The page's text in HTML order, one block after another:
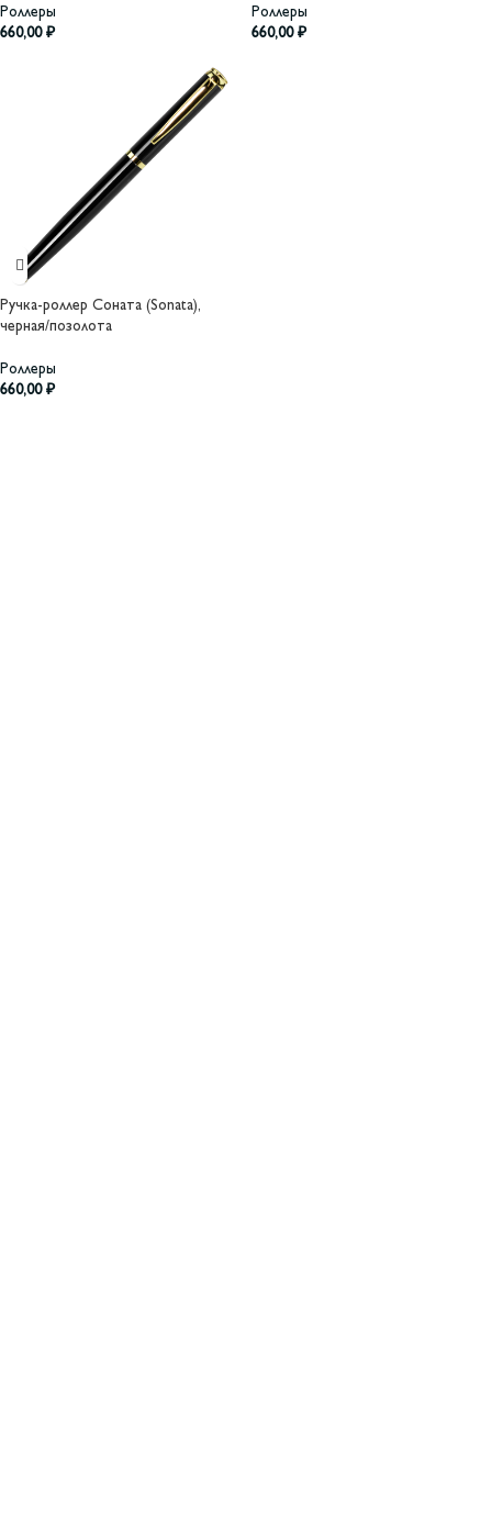
Роллеры
660,00 ₽
Роллеры
660,00 ₽
Ручка-роллер Соната (Sonata),
черная/позолота
Роллеры
660,00 ₽